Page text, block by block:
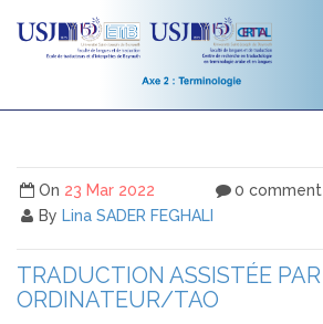
On 23 Mar 2022
By Lina SADER FEGHALI
0 comment
TRADUCTION ASSISTÉE PAR
ORDINATEUR/TAO